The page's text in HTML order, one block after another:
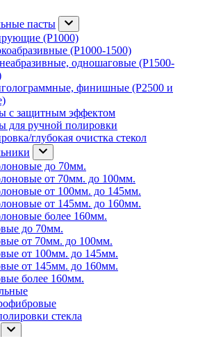
пасты
(P1000)
(P1000-1500)
одношаговые (P1500-
финишные (P2500 и
с защитным эффектом
для ручной полировки
глубокая очистка стекол
до 70мм.
от 70мм. до 100мм.
от 100мм. до 145мм.
от 145мм. до 160мм.
более 160мм.
до 70мм.
от 70мм. до 100мм.
от 100мм. до 145мм.
от 145мм. до 160мм.
более 160мм.
стекла